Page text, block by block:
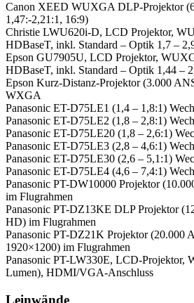
Canon XEED WUXGA DLP-Projektor
1,47:-2,21:1, 16:9)
Christie LWU620i-D, LCD Projektor,
HDBaseT, inkl. Standard – Optik 1,7 –
Epson GU7905U, LCD Projektor,
HDBaseT, inkl. Standard – Optik 1,44 –
Epson Kurz-Distanz-Projektor (3.000
WXGA
Panasonic ET-D75LE1 (1,4 – 1,8:1)
Panasonic ET-D75LE2 (1,8 – 2,8:1)
Panasonic ET-D75LE20 (1,8 – 2,6:1)
Panasonic ET-D75LE3 (2,8 – 4,6:1)
Panasonic ET-D75LE30 (2,6 – 5,1:1)
Panasonic ET-D75LE4 (4,6 – 7,4:1)
Panasonic PT-DW10000 Projektor
im Flugrahmen
Panasonic PT-DZ13KE DLP Projektor
HD) im Flugrahmen
Panasonic PT-DZ21K Projektor (20.000
1920×1200) im Flugrahmen
Panasonic PT-LW330E, LCD-Projektor,
Lumen), HDMI/VGA-Anschluss
Leinwände